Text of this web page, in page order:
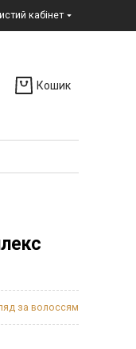
кабінет
Кошик
за волоссям